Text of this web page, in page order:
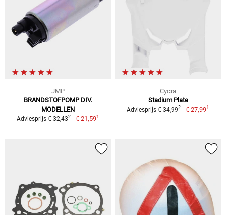
JMP
BRANDSTOFPOMP DIV.
MODELLEN
Adviesprijs € 32,432 € 21,591
Cycra
Stadium Plate
Adviesprijs € 34,992 € 27,991